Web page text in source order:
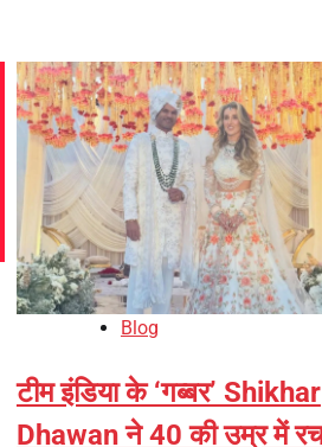
Blog
टीम इंडिया के ‘गब्बर’ Shikhar
Dhawan ने 40 की उम्र में